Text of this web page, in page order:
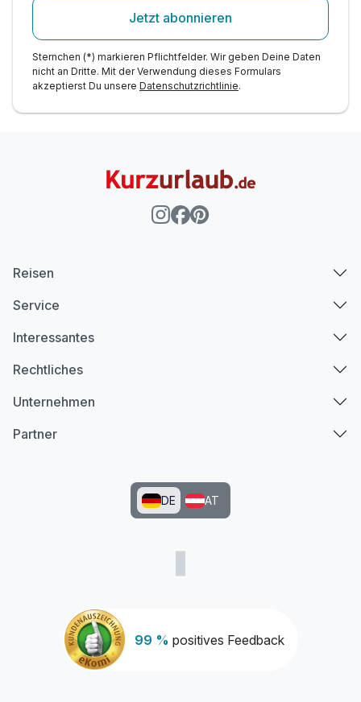
Jetzt abonnieren
Sternchen (*) markieren Pflichtfelder. Wir geben Deine Daten
nicht an Dritte. Mit der Verwendung dieses Formulars
akzeptierst Du unsere Datenschutzrichtlinie.
99 % positives Feedback
Reisen
Service
Interessantes
Rechtliches
Unternehmen
Partner
DE AT